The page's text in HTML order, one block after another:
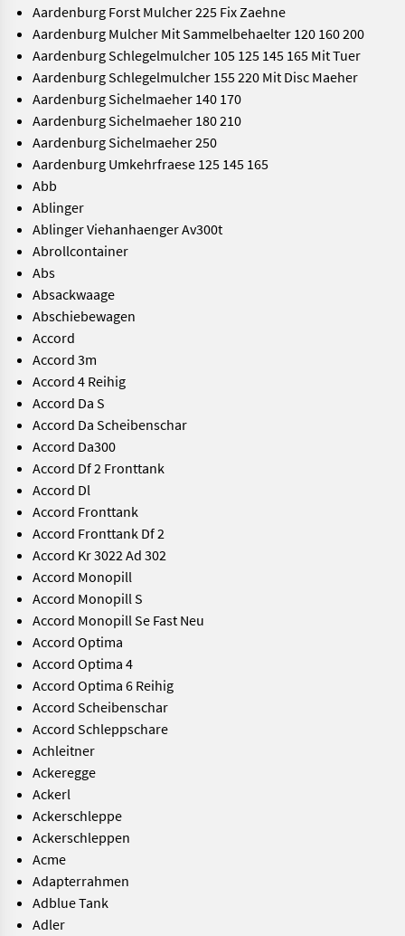
Aardenburg Forst Mulcher 225 Fix Zaehne
Aardenburg Mulcher Mit Sammelbehaelter 120 160 200
Aardenburg Schlegelmulcher 105 125 145 165 Mit Tuer
Aardenburg Schlegelmulcher 155 220 Mit Disc Maeher
Aardenburg Sichelmaeher 140 170
Aardenburg Sichelmaeher 180 210
Aardenburg Sichelmaeher 250
Aardenburg Umkehrfraese 125 145 165
Abb
Ablinger
Ablinger Viehanhaenger Av300t
Abrollcontainer
Abs
Absackwaage
Abschiebewagen
Accord
Accord 3m
Accord 4 Reihig
Accord Da S
Accord Da Scheibenschar
Accord Da300
Accord Df 2 Fronttank
Accord Dl
Accord Fronttank
Accord Fronttank Df 2
Accord Kr 3022 Ad 302
Accord Monopill
Accord Monopill S
Accord Monopill Se Fast Neu
Accord Optima
Accord Optima 4
Accord Optima 6 Reihig
Accord Scheibenschar
Accord Schleppschare
Achleitner
Ackeregge
Ackerl
Ackerschleppe
Ackerschleppen
Acme
Adapterrahmen
Adblue Tank
Adler